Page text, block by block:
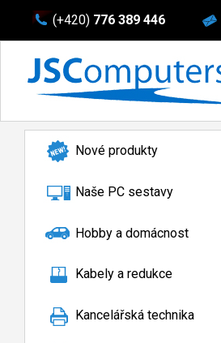
(+420) 776 389 446
Nové produkty
Naše PC sestavy
Hobby a domácnost
Kabely a redukce
Kancelářská technika